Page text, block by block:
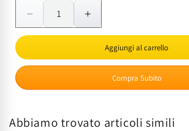
Diminuisci
quantità
Adattatore
Portalampada
ELMARK
Aumenta
quantità
Adattatore
Portalampada
ELMARK
Aggiungi al carrello
Compra Subito
Abbiamo trovato articoli simili